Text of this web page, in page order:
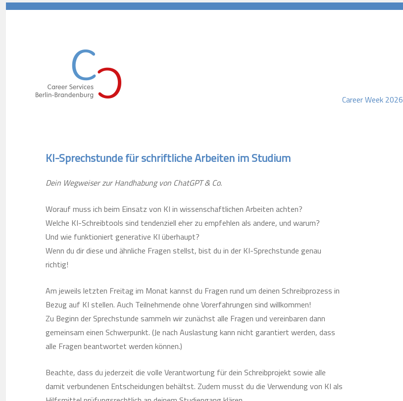
Career Week 2026
KI-Sprechstunde für schriftliche Arbeiten im Studium
Dein Wegweiser zur Handhabung von ChatGPT & Co.
Worauf muss ich beim Einsatz von KI in wissenschaftlichen Arbeiten achten?
Welche KI-Schreibtools sind tendenziell eher zu empfehlen als andere, und warum?
Und wie funktioniert generative KI überhaupt?
Wenn du dir diese und ähnliche Fragen stellst, bist du in der KI-Sprechstunde genau
richtig!
Am jeweils letzten Freitag im Monat kannst du Fragen rund um deinen Schreibprozess in
Bezug auf KI stellen. Auch Teilnehmende ohne Vorerfahrungen sind willkommen!
Zu Beginn der Sprechstunde sammeln wir zunächst alle Fragen und vereinbaren dann
gemeinsam einen Schwerpunkt. (Je nach Auslastung kann nicht garantiert werden, dass
alle Fragen beantwortet werden können.)
Beachte, dass du jederzeit die volle Verantwortung für dein Schreibprojekt sowie alle
damit verbundenen Entscheidungen behältst. Zudem musst du die Verwendung von KI als